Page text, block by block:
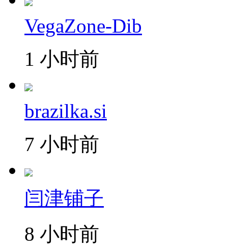
VegaZone-Dib
1 小时前
brazilka.si
7 小时前
闫津铺子
8 小时前